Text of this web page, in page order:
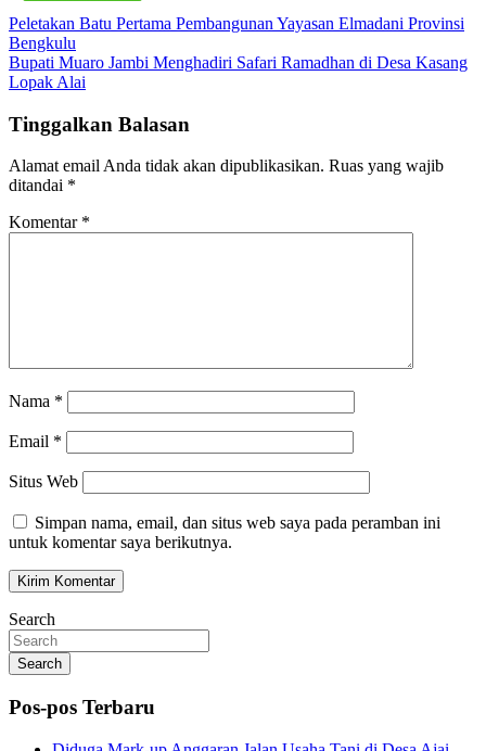
Navigasi
pos
Peletakan Batu Pertama Pembangunan Yayasan Elmadani Provinsi
Bengkulu
Bupati Muaro Jambi Menghadiri Safari Ramadhan di Desa Kasang
Lopak Alai
Tinggalkan Balasan
Alamat email Anda tidak akan dipublikasikan. Ruas yang wajib
ditandai *
Komentar *
Nama *
Email *
Situs Web
Simpan nama, email, dan situs web saya pada peramban ini
untuk komentar saya berikutnya.
Search
Search
Pos-pos Terbaru